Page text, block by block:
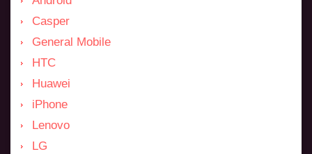
Casper
General Mobile
HTC
Huawei
iPhone
Lenovo
LG